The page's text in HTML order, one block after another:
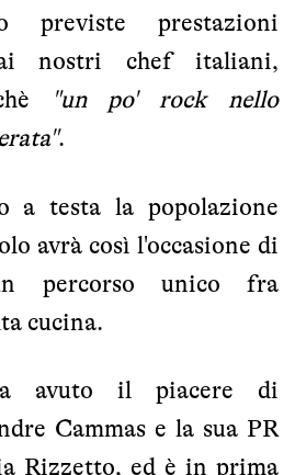
previste prestazioni
nostri chef italiani,
"un po' rock nello
.
a testa la popolazione
avrà così l'occasione di
percorso unico fra
cucina.
avuto il piacere di
Cammas e la sua PR
Rizzetto, ed è in prima